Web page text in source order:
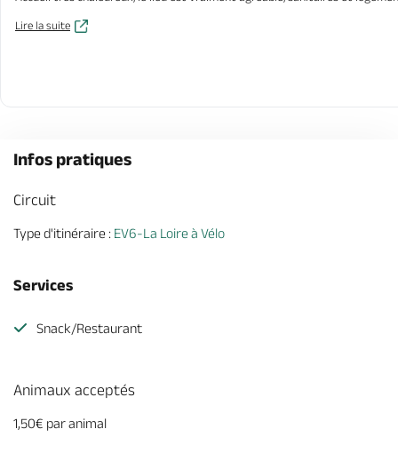
Lire la suite
Infos pratiques
Circuit
Type d'itinéraire : EV6-La Loire à Vélo
Services
Snack/Restaurant
Animaux acceptés
1,50€ par animal